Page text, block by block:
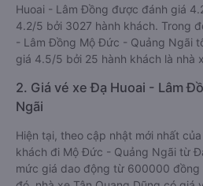
Huoai - Lâm Đồng được đánh giá
4.2/5 bởi 3027 hành khách. Trong
- Lâm Đồng Mộ Đức - Quảng Ngãi
giá 4.5/5 bởi 25 hành khách là nhà
2. Giá vé xe Đạ Huoai - Lâm
Ngãi
Hiện tại, theo cập nhật mới nhất của
khách đi Mộ Đức - Quảng Ngãi từ
mức giá dao động từ 600000